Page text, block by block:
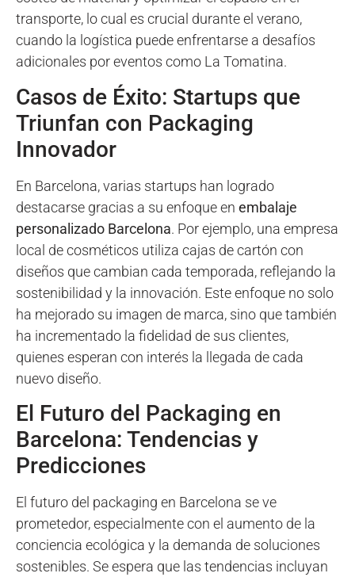
transporte, lo cual es crucial durante el verano,
cuando la logística puede enfrentarse a desafíos
adicionales por eventos como La Tomatina.
Casos de Éxito: Startups que
Triunfan con Packaging
Innovador
En Barcelona, varias startups han logrado
destacarse gracias a su enfoque en embalaje
personalizado Barcelona. Por ejemplo, una empresa
local de cosméticos utiliza cajas de cartón con
diseños que cambian cada temporada, reflejando la
sostenibilidad y la innovación. Este enfoque no solo
ha mejorado su imagen de marca, sino que también
ha incrementado la fidelidad de sus clientes,
quienes esperan con interés la llegada de cada
nuevo diseño.
El Futuro del Packaging en
Barcelona: Tendencias y
Predicciones
El futuro del packaging en Barcelona se ve
prometedor, especialmente con el aumento de la
conciencia ecológica y la demanda de soluciones
sostenibles. Se espera que las tendencias incluyan